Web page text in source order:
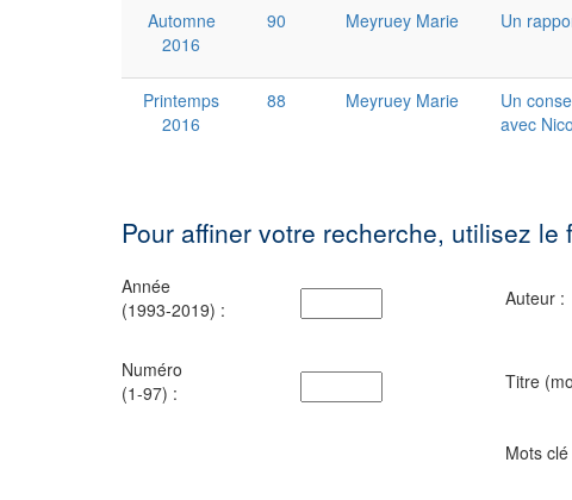
Automne
2016
90 Meyruey Marie Un
Printemps
2016
88 Meyruey Marie
Un
avec
Pour affiner votre recherche, utilisez
Année
(1993-2019) :
Auteur :
Numéro
(1-97) :
Titre
Mots clé